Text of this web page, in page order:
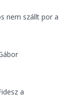
nem szállt por a
a